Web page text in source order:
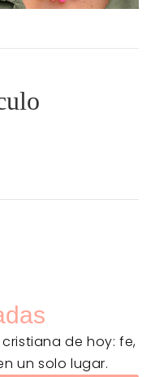
de hoy: fe,
un solo lugar.